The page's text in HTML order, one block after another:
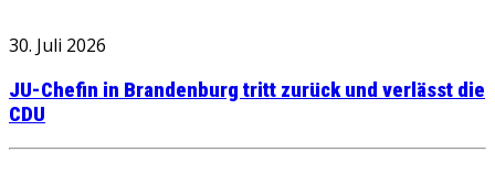
30. Juli 2026
JU-Chefin in Brandenburg tritt zurück und verlässt die
CDU